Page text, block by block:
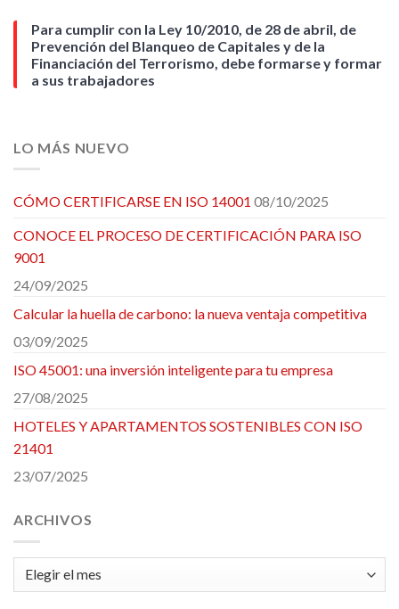
Para cumplir con la Ley 10/2010, de 28 de abril, de
Prevención del Blanqueo de Capitales y de la
Financiación del Terrorismo, debe formarse y formar
a sus trabajadores
LO MÁS NUEVO
CÓMO CERTIFICARSE EN ISO 14001 08/10/2025
CONOCE EL PROCESO DE CERTIFICACIÓN PARA ISO
9001
24/09/2025
Calcular la huella de carbono: la nueva ventaja competitiva
03/09/2025
ISO 45001: una inversión inteligente para tu empresa
27/08/2025
HOTELES Y APARTAMENTOS SOSTENIBLES CON ISO
21401
23/07/2025
ARCHIVOS
Archivos